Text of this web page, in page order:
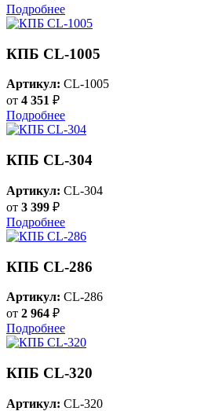
Подробнее
КПБ CL-1005
Артикул: CL-1005
от 4 351 ₽
Подробнее
КПБ CL-304
Артикул: CL-304
от 3 399 ₽
Подробнее
КПБ CL-286
Артикул: CL-286
от 2 964 ₽
Подробнее
КПБ CL-320
Артикул: CL-320